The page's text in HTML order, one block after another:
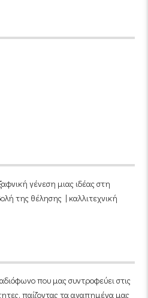
γένεση μιας ιδέας στη
της θέλησης | καλλιτεχνική
που μας συντροφεύει στις
παίζοντας τα αγαπημένα μας